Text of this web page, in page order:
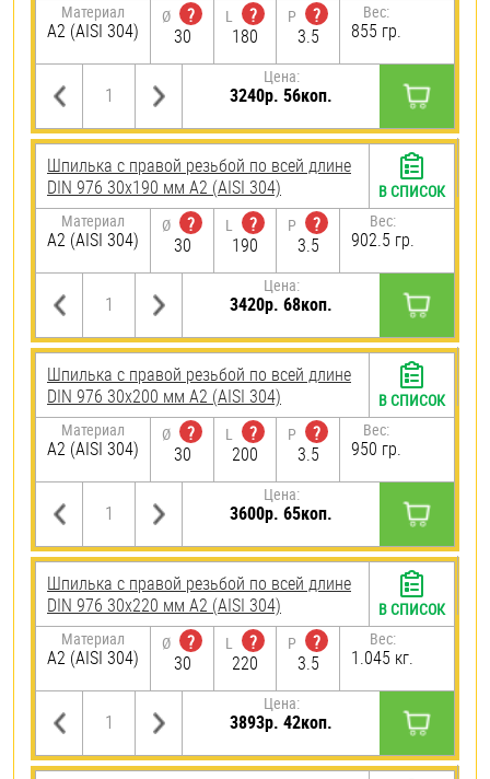
Материал
А2 (AISI 304)
Ø
?
30
L
?
180
P
?
3.5
Вес:
855 гр.
Цена:
3240р. 56коп.
Шпилька с правой резьбой по всей длине
DIN 976 30х190 мм А2 (AISI 304)
Материал
А2 (AISI 304)
Ø
?
30
L
?
190
P
?
3.5
Вес:
902.5 гр.
Цена:
3420р. 68коп.
В СПИСОК
Шпилька с правой резьбой по всей длине
DIN 976 30х200 мм А2 (AISI 304)
Материал
А2 (AISI 304)
Ø
?
30
L
?
200
P
?
3.5
Вес:
950 гр.
Цена:
3600р. 65коп.
В СПИСОК
Шпилька с правой резьбой по всей длине
DIN 976 30х220 мм А2 (AISI 304)
Материал
А2 (AISI 304)
Ø
?
30
L
?
220
P
?
3.5
Вес:
1.045 кг.
Цена:
3893р. 42коп.
В СПИСОК